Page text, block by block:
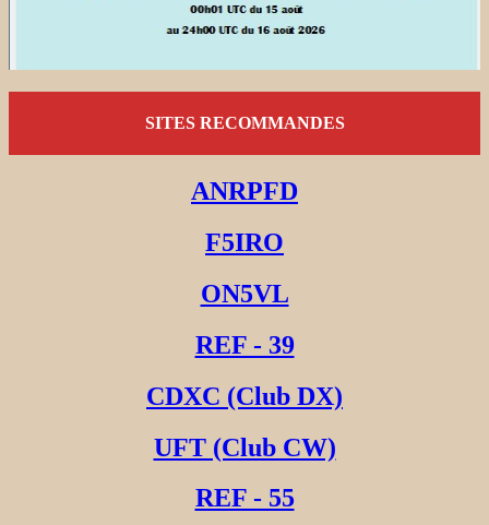
SITES RECOMMANDES
ANRPFD
F5IRO
ON5VL
REF - 39
CDXC (Club DX)
UFT (Club CW)
REF - 55